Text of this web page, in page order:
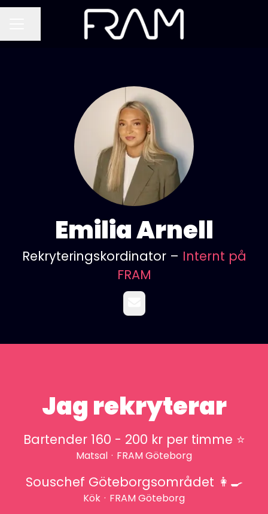
Emilia Arnell
Rekryteringskordinator – Internt på
FRAM
Jag rekryterar
Bartender 160 - 200 kr per timme ⭐️
Matsal · FRAM Göteborg
Souschef Göteborgsområdet 👩‍🍳
Kök · FRAM Göteborg